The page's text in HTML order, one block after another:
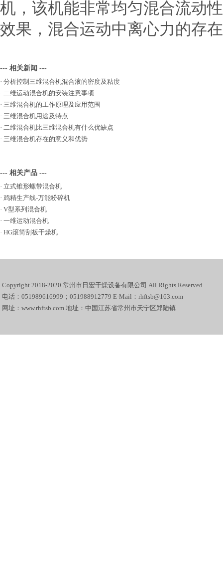
机，该机能非常均匀混合流动
效果，混合运动中离心力的存
--- 相关新闻 ---
· 分析控制三维混合机混合液的密度及粘度
· 二维运动混合机的安装注意事项
· 三维混合机的工作原理及应用范围
· 三维混合机用途及特点
· 二维混合机比三维混合机有什么优缺点
· 三维混合机存在的意义和优势
--- 相关产品 ---
· 立式锥形螺带混合机
· 鸡精生产线-万能粉碎机
· V型系列混合机
· 一维运动混合机
· HG滚筒刮板干燥机
Copyright 2018-2020 常州市日宏干燥设备有限公司 All Rights Reserved
电话：051989616999；051988912779 E-Mail：rhftsb@163.com
网址：www.rhftsb.com 地址：中国江苏省常州市天宁区郑陆镇